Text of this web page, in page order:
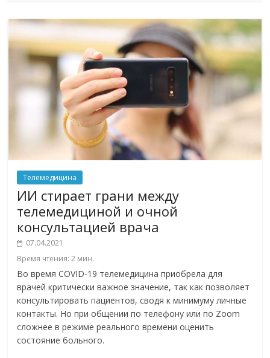
Телемедицина
ИИ стирает грани между
телемедициной и очной
консультацией врача
07.04.2021
Время чтения:2 мин.
Во время COVID-19 телемедицина приобрела для
врачей критически важное значение, так как позволяет
консультировать пациентов, сводя к минимуму личные
контакты. Но при общении по телефону или по Zoom
сложнее в режиме реального времени оценить
состояние больного.